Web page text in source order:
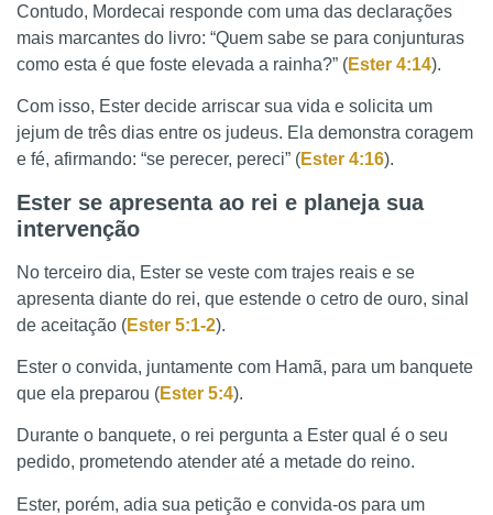
Contudo, Mordecai responde com uma das declarações
mais marcantes do livro: “Quem sabe se para conjunturas
como esta é que foste elevada a rainha?” (Ester 4:14).
Com isso, Ester decide arriscar sua vida e solicita um
jejum de três dias entre os judeus. Ela demonstra coragem
e fé, afirmando: “se perecer, pereci” (Ester 4:16).
Ester se apresenta ao rei e planeja sua
intervenção
No terceiro dia, Ester se veste com trajes reais e se
apresenta diante do rei, que estende o cetro de ouro, sinal
de aceitação (Ester 5:1-2).
Ester o convida, juntamente com Hamã, para um banquete
que ela preparou (Ester 5:4).
Durante o banquete, o rei pergunta a Ester qual é o seu
pedido, prometendo atender até a metade do reino.
Ester, porém, adia sua petição e convida-os para um